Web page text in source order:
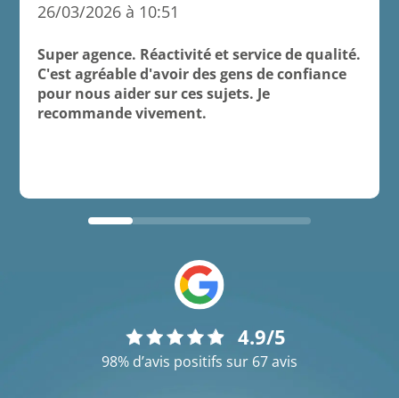
26/03/2026 à 10:51
Super agence. Réactivité et service de qualité.
C'est agréable d'avoir des gens de confiance
pour nous aider sur ces sujets. Je
recommande vivement.
4.9/5
98% d’avis positifs sur 67 avis